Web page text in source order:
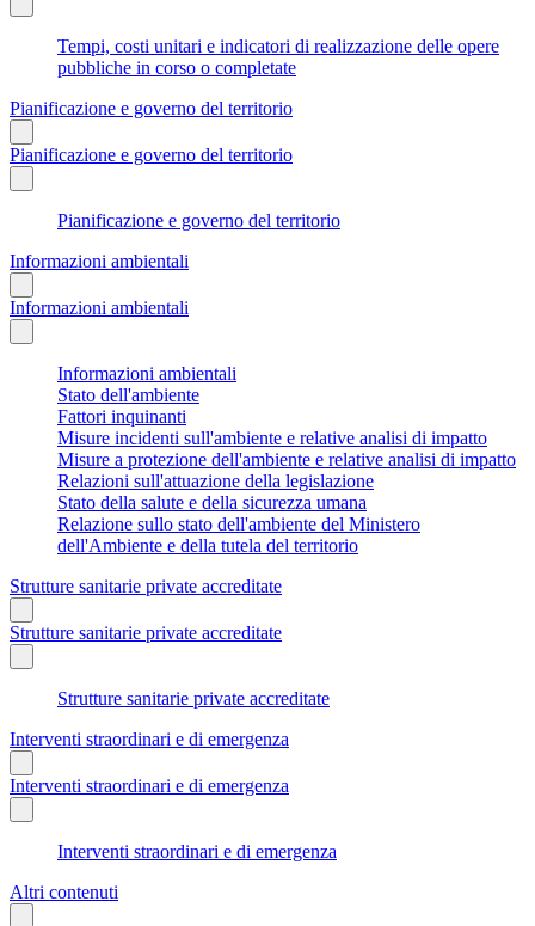
Tempi, costi unitari e indicatori di realizzazione delle opere
pubbliche in corso o completate
Pianificazione e governo del territorio
Pianificazione e governo del territorio
Pianificazione e governo del territorio
Informazioni ambientali
Informazioni ambientali
Informazioni ambientali
Stato dell'ambiente
Fattori inquinanti
Misure incidenti sull'ambiente e relative analisi di impatto
Misure a protezione dell'ambiente e relative analisi di impatto
Relazioni sull'attuazione della legislazione
Stato della salute e della sicurezza umana
Relazione sullo stato dell'ambiente del Ministero
dell'Ambiente e della tutela del territorio
Strutture sanitarie private accreditate
Strutture sanitarie private accreditate
Strutture sanitarie private accreditate
Interventi straordinari e di emergenza
Interventi straordinari e di emergenza
Interventi straordinari e di emergenza
Altri contenuti